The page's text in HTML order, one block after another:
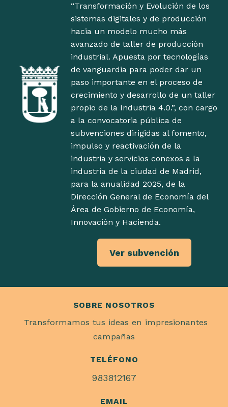
“Transformación y Evolución de los
sistemas digitales y de producción
hacia un modelo mucho más
avanzado de taller de producción
industrial. Apuesta por tecnologías
de vanguardia para poder dar un
paso importante en el proceso de
crecimiento y desarrollo de un taller
propio de la Industria 4.0.”, con cargo
a la convocatoria pública de
subvenciones dirigidas al fomento,
impulso y reactivación de la
industria y servicios conexos a la
industria de la ciudad de Madrid,
para la anualidad 2025, de la
Dirección General de Economía del
Área de Gobierno de Economía,
Innovación y Hacienda.
Ver subvención
SOBRE NOSOTROS
Transformamos tus ideas en impresionantes
campañas
TELÉFONO
983812167
EMAIL